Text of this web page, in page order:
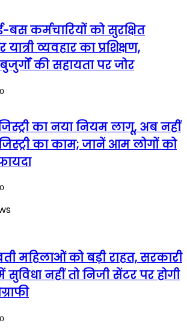
बस कर्मचारियों को सुरक्षित
यात्री व्यवहार का प्रशिक्षण,
की सहायता पर जोर
का नया नियम लागू, अब नहीं
का काम; जानें आम लोगों को
महिलाओं को बड़ी राहत, सरकारी
नहीं तो निजी सेंटर पर होगी